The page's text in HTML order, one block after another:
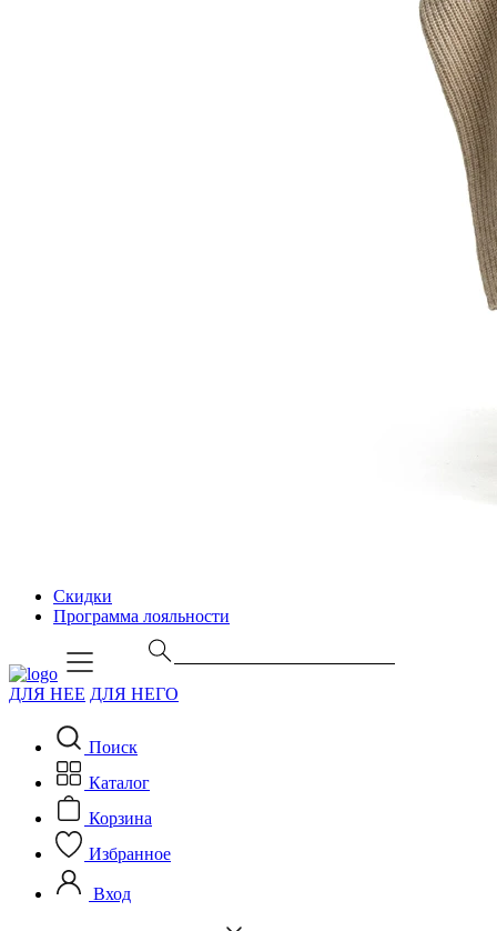
Скидки
Программа лояльности
ДЛЯ НЕЕ ДЛЯ НЕГО
Поиск
Каталог
Корзина
Избранное
Вход